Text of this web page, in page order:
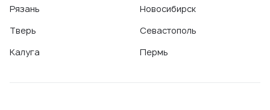
Рязань
Тверь
Калуга
Новосибирск
Севастополь
Пермь